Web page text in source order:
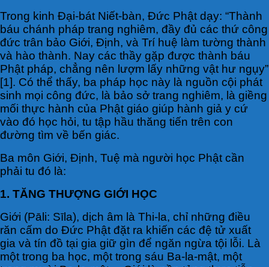
Trong kinh Đại-bát Niết-bàn, Đức Phật dạy: “Thành
báu chánh pháp trang nghiêm, đầy đủ các thứ công
đức trân bảo Giới, Định, và Trí huệ làm tường thành
và hào thành. Nay các thầy gặp được thành báu
Phật pháp, chẳng nên lượm lấy những vật hư ngụy”
[1]. Có thể thấy, ba pháp học này là nguồn cội phát
sinh mọi công đức, là bảo sở trang nghiêm, là giềng
mối thực hành của Phật giáo giúp hành giả y cứ
vào đó học hỏi, tu tập hầu thăng tiến trên con
đường tìm về bến giác.
Ba môn Giới, Định, Tuệ mà người học Phật cần
phải tu đó là:
1. TĂNG THƯỢNG GIỚI HỌC
Giới (Pāli: Sīla), dịch âm là Thi-la, chỉ những điều
răn cấm do Đức Phật đặt ra khiến các đệ tử xuất
gia và tín đồ tại gia giữ gìn để ngăn ngừa tội lỗi. Là
một trong ba học, một trong sáu Ba-la-mật, một